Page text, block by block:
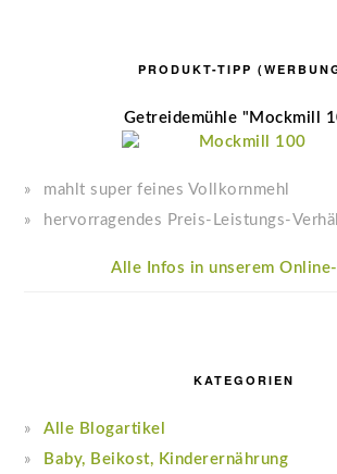
PRODUKT-TIPP
Getreidemühle "Mockmill
mahlt super feines Vollkornmehl
hervorragendes Preis-Leistungs-
Alle Infos in unserem
KATEGORIEN
Alle Blogartikel
Baby, Beikost, Kinderernährung